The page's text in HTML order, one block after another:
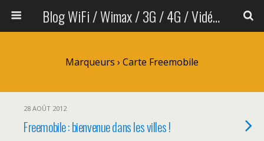
Blog WiFi / Wimax / 3G / 4G / Vidéo sans fil
Marqueurs › Carte Freemobile
28 AOÛT 2012
Freemobile : bienvenue dans les villes !